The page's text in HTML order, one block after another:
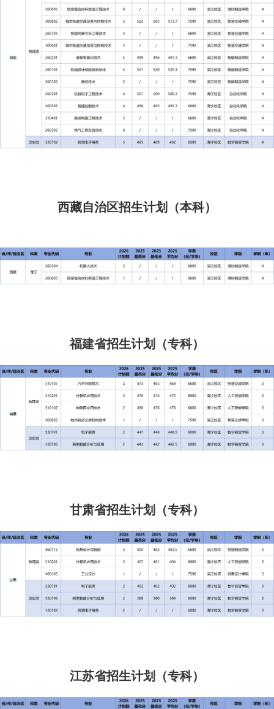
西藏自治区招生计划（本科）
福建省招生计划（专科）
甘肃省招生计划（专科）
江苏省招生计划（专科）